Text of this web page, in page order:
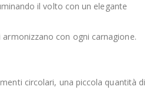
il volto con un elegante
con ogni carnagione.
circolari, una piccola quantità di